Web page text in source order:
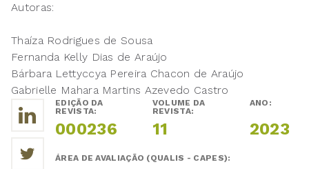
Autoras:
Thaíza Rodrigues de Sousa
Fernanda Kelly Dias de Araújo
Bárbara Lettyccya Pereira Chacon de Araújo
Gabrielle Mahara Martins Azevedo Castro
EDIÇÃO DA
REVISTA:
000236
VOLUME DA
REVISTA:
11
ANO:
2023
ÁREA DE AVALIAÇÃO (QUALIS - CAPES):